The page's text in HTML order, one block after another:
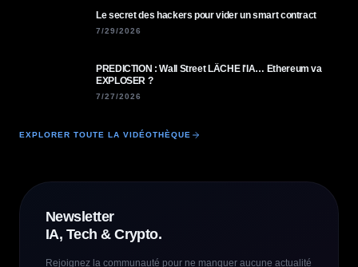
Le secret des hackers pour vider un smart contract
7/29/2026
PREDICTION : Wall Street LÂCHE l'IA… Ethereum va
EXPLOSER ?
7/27/2026
EXPLORER TOUTE LA VIDÉOTHÈQUE
Newsletter
IA, Tech & Crypto.
Rejoignez la communauté pour ne manquer aucune actualité